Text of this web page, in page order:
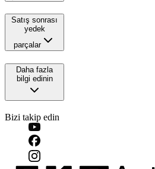
Satış sonrası
yedek
parçalar
Daha fazla
bilgi edinin
Bizi takip edin